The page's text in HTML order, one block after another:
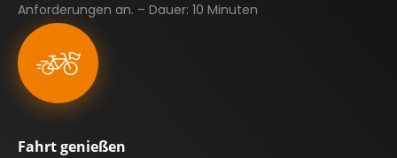
Anforderungen an. – Dauer: 10 Minuten
Fahrt genießen